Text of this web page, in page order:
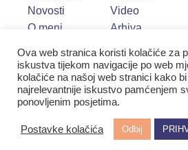
Novosti
O meni
Video
Arhiva
Ova web stranica koristi kolačiće za
iskustva tijekom navigacije po web
kolačiće na našoj web stranici kako
najrelevantnije iskustvo pamćenjem
ponovljenim posjetima.
Postavke kolačića Odbij